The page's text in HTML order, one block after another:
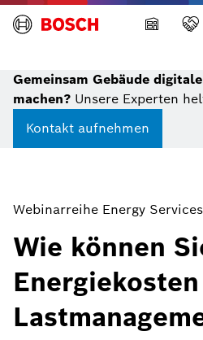
Gemeinsam Gebäude
machen? Unsere Experten
Kontakt aufnehmen
Webinarreihe Energy Services
Wie können